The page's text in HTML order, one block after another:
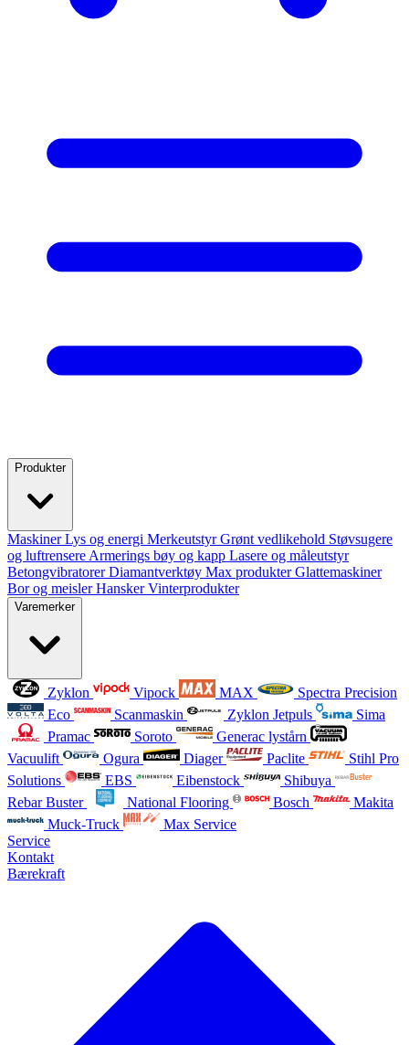
Produkter
MaskinerLys og energi MerkeutstyrGrønt vedlikehold Støvsugere
og luftrensere Armerings bøy og kapp Lasere og måleutstyr
BetongvibratorerDiamantverktøy Max produkterGlattemaskiner
Bor og meislerHanskerVinterprodukter
Varemerker
Zyklon Vipock MAX
Spectra Precision
Eco
Scanmaskin Zyklon Jetpuls
Sima
Pramac
Soroto
Generac lystårn
Vacuulift
Ogura Diager Paclite
Stihl Pro
Solutions
EBS Eibenstock
Shibuya
Rebar Buster
National Flooring Bosch
Makita
Muck-Truck
Max Service
Service
Kontakt
Bærekraft